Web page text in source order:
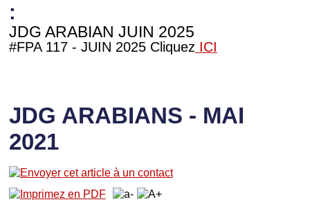
:
JDG ARABIAN JUIN 2025
#FPA 117 - JUIN 2025 Cliquez ICI
JDG ARABIANS - MAI
2021